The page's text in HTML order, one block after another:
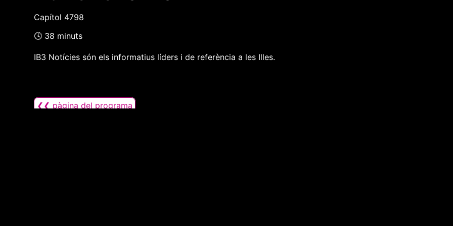
Capítol 4798
🕓 38 minuts
IB3 Notícies són els informatius líders i de referència a les Illes.
❮❮ pàgina del programa